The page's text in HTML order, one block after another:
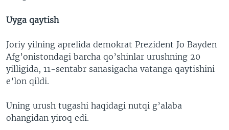
Uyga qaytish
Joriy yilning aprelida demokrat Prezident Jo Bayden
Afg’onistondagi barcha qo’shinlar urushning 20
yilligida, 11-sentabr sanasigacha vatanga qaytishini
e’lon qildi.
Uning urush tugashi haqidagi nutqi g’alaba
ohangidan yiroq edi.